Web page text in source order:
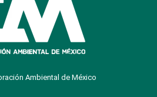
Ambiental de México